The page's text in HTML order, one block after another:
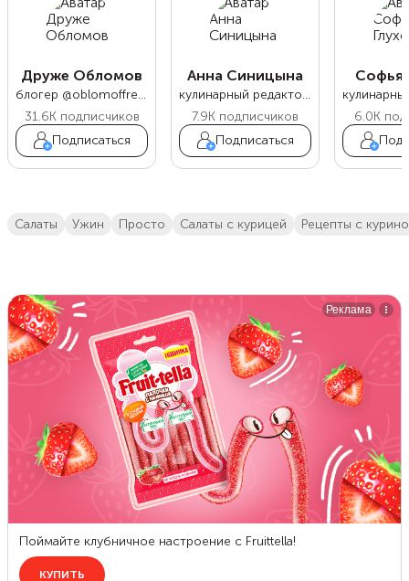
Друже Обломов
блогер @oblomoffrecipe
31.6Kподписчиков
Подписаться
Анна Синицына
кулинарный редактор Food.ru
7.9K подписчиков
Подписаться
Софья
6.0K
салаты ужин просто салаты с курицей рецепты с